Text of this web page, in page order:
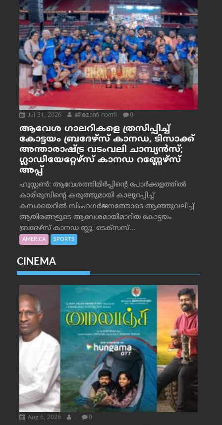
Jul 31, 2026 ജീമോന്‍ റാന്നി 0
ആവേശ ഗാലറികളെ ത്രസിപ്പിച്ച്
കോട്ടയം ബ്രദേഴ്‌സ് കാനഡ, ടിസാക്ക്
അന്താരാഷ്ട്ര വടംവലി ചാമ്പ്യന്‍സ്;
ഗ്ലാഡിയേറ്റേഴ്‌സ് കാനഡ റണ്ണേഴ്‌സ്
അപ്പ്
ഹൂസ്റ്റണ്‍: ആവേശത്തിമിര്‍പ്പിന്റെ പോര്‍ക്കളത്തില്‍
കാരിരുമ്പിന്റെ കരുത്തുമായി കാലുറപ്പിച്ച്
കമ്പക്കയറില്‍ സിംഹഗര്‍ജനത്തോടെ ആഞ്ഞുവലിച്ച്
ആയിരങ്ങളുടെ ആവേശമായിമാറിയ കോട്ടയം
ബ്രദേഴ്‌സ് കാനഡ ബ്ലൂ, ടെക്‌സസ്...
AMERICA SPORTS
CINEMA
Aug 6, 2026 . 0